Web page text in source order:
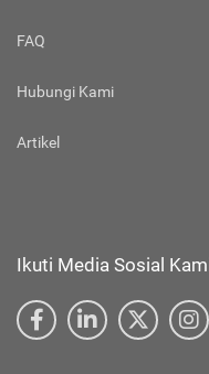
FAQ
Hubungi Kami
Artikel
Ikuti Media Sosial